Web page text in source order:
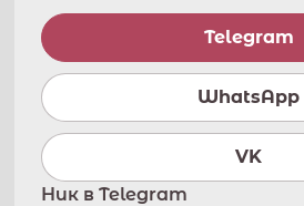
Telegram
WhatsApp
VK
Ник в Telegram